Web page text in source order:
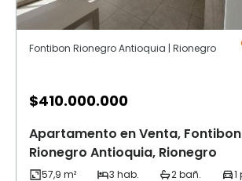
Fontibon Rionegro Antioquia | Rionegro
$410.000.000
Apartamento en Venta, Fontibon
Rionegro Antioquia, Rionegro